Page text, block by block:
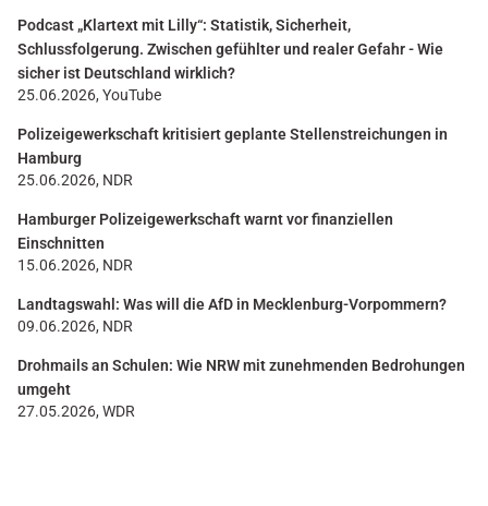
Podcast „Klartext mit Lilly“: Statistik, Sicherheit,
Schlussfolgerung. Zwischen gefühlter und realer Gefahr - Wie
sicher ist Deutschland wirklich?
25.06.2026, YouTube
Polizeigewerkschaft kritisiert geplante Stellenstreichungen in
Hamburg
25.06.2026, NDR
Hamburger Polizeigewerkschaft warnt vor finanziellen
Einschnitten
15.06.2026, NDR
Landtagswahl: Was will die AfD in Mecklenburg-Vorpommern?
09.06.2026, NDR
Drohmails an Schulen: Wie NRW mit zunehmenden Bedrohungen
umgeht
27.05.2026, WDR